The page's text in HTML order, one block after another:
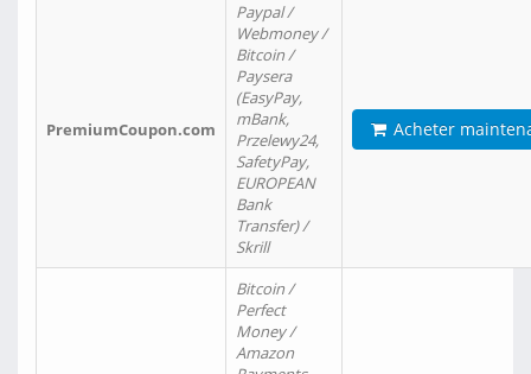
PremiumCoupon.com
Paypal /
Webmoney /
Bitcoin /
Paysera
(EasyPay,
mBank,
Przelewy24,
SafetyPay,
EUROPEAN
Bank
Transfer) /
Skrill
Acheter
Bitcoin /
Perfect
Money /
Amazon